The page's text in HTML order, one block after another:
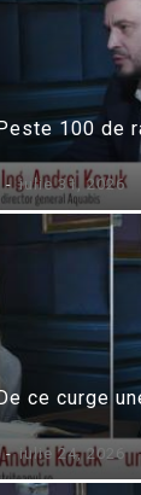
100 de
- iulie 31, 2026
ce curge
- iulie 24, 2026